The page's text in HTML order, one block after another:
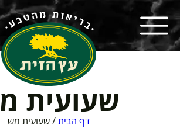
שעועית
דף הבית/שעועית מש